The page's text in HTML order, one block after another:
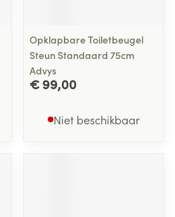
Opklapbare Toiletbeugel
Steun Standaard 75cm
Advys
€ 99,00
Niet beschikbaar